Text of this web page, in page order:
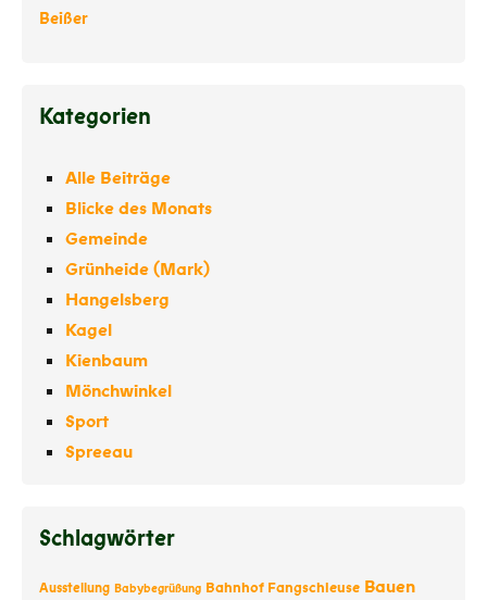
Kategorien
Alle Beiträge
Blicke des Monats
Gemeinde
Grünheide (Mark)
Hangelsberg
Kagel
Kienbaum
Mönchwinkel
Sport
Spreeau
Schlagwörter
Ausstellung Babybegrüßung Bahnhof Fangschleuse Bauen